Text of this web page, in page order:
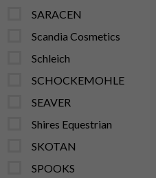
SARACEN
Scandia Cosmetics
Schleich
SCHOCKEMOHLE
SEAVER
Shires Equestrian
SKOTAN
SPOOKS